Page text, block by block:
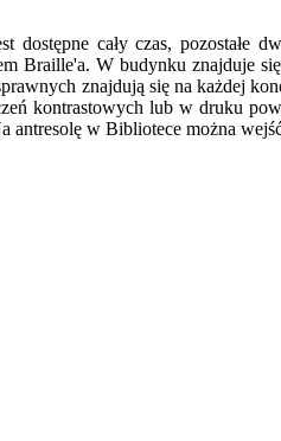
dostępne cały czas, pozostałe
Braille'a. W budynku znajduje
znajdują się na każdej
kontrastowych lub w druku
antresolę w Bibliotece można